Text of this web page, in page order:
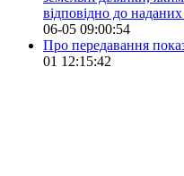
відповідно до
06-05 09:00:54
Про передавання
01 12:15:42